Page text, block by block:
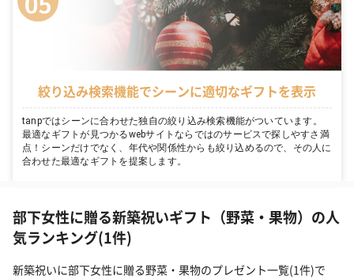
絞り込み検索機能でシーンに適切なギフトを表示
tanpではシーンに合わせた独自の絞り込み検索機能がついています。
最適なギフトが見つかるwebサイトならではのサービスで探しやすさ満
点！シーンだけでなく、年代や関係性からも絞り込めるので、その人に
合わせた最適なギフトを提案します。
部下女性に贈る新築祝いギフト（野菜・果物）の人
気ランキング(1件)
新築祝いに部下女性に贈る野菜・果物のプレゼント一覧(1件)で